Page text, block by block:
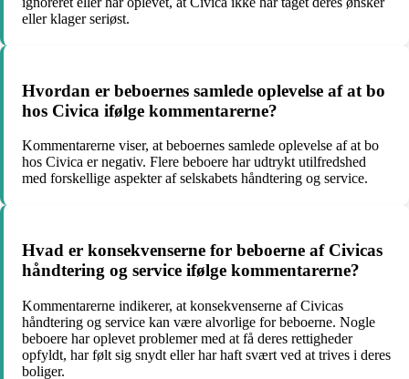
eller klager seriøst.
Hvordan er beboernes samlede oplevelse af at bo
hos Civica ifølge kommentarerne?
Kommentarerne viser, at beboernes samlede oplevelse af at bo
hos Civica er negativ. Flere beboere har udtrykt utilfredshed
med forskellige aspekter af selskabets håndtering og service.
Hvad er konsekvenserne for beboerne af Civicas
håndtering og service ifølge kommentarerne?
Kommentarerne indikerer, at konsekvenserne af Civicas
håndtering og service kan være alvorlige for beboerne. Nogle
beboere har oplevet problemer med at få deres rettigheder
opfyldt, har følt sig snydt eller har haft svært ved at trives i deres
boliger.